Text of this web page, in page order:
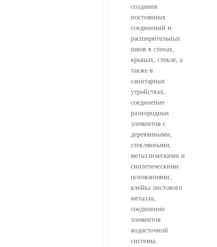
создания
постоянных
соединений и
расширительных
швов в стенах,
крышах, стекле, а
также в
санитарных
утройствах,
соединение
разнородных
элементов с
деревянными,
стеклянными,
металлическими и
синтетическими
основаниями;
клейка листового
металла,
соединение
элементов
водосточной
системы.